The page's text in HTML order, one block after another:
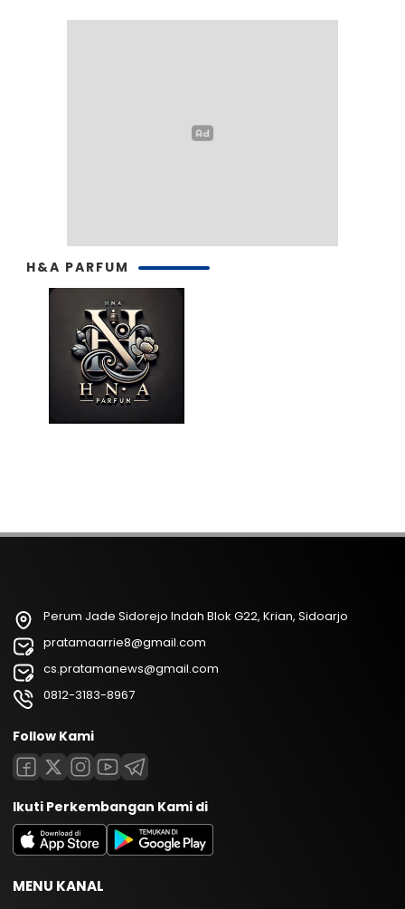
H&A PARFUM
Perum Jade Sidorejo Indah Blok G22, Krian, Sidoarjo
pratamaarrie8@gmail.com
cs.pratamanews@gmail.com
0812-3183-8967
Follow Kami
Ikuti Perkembangan Kami di
MENU KANAL